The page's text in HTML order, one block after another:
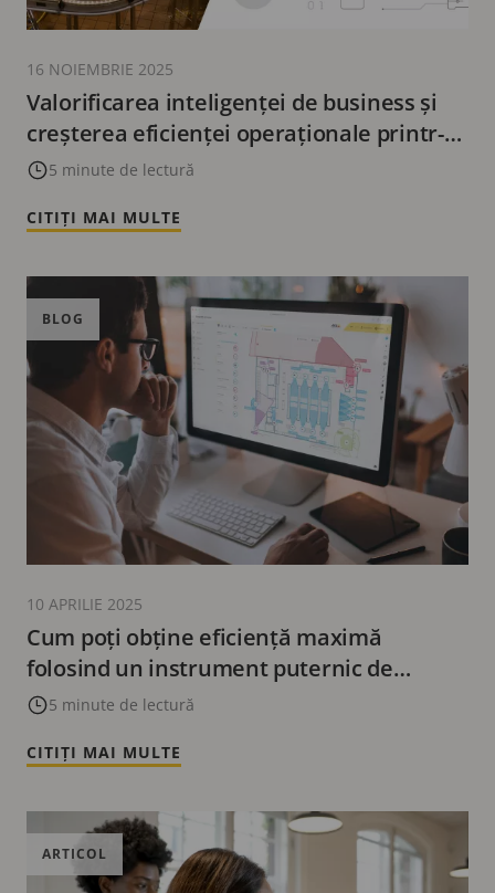
Valorificarea inteligenței de business și
creșterea eficienței operaționale printr-o
soluție de securitate și supraveghere
5 minute de lectură
16 NOIEMBRIE 2025
CITIȚI MAI MULTE
Cum poți obține eficiență maximă
folosind un instrument puternic de
proiectare a sistemelor de securitate?
5 minute de lectură
BLOG
10 APRILIE 2025
CITIȚI MAI MULTE
ARTICOL